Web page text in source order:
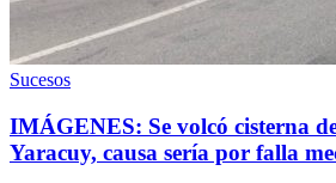
Sucesos
IMÁGENES: Se volcó cisterna
Yaracuy, causa sería por falla